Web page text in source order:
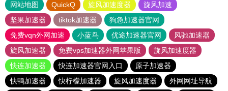
网站地图 QuickQ 旋风加速度器
旋风加速
坚果加速器
tiktok加速器
狗急加速器官网
免费vqn外网加速
小蓝鸟 优途加速器官网
风驰加速器
旋风加速器
免费vps加速器外网苹果版
旋风加速度器
快连加速器
快连加速器官网入口
原子加速器
快鸭加速器
快柠檬加速器 旋风加速度器
外网网址导航